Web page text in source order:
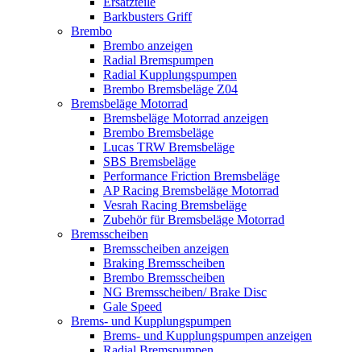
Barkbusters Griff
Brembo
Brembo anzeigen
Radial Bremspumpen
Radial Kupplungspumpen
Brembo Bremsbeläge Z04
Bremsbeläge Motorrad
Bremsbeläge Motorrad anzeigen
Brembo Bremsbeläge
Lucas TRW Bremsbeläge
SBS Bremsbeläge
Performance Friction Bremsbeläge
AP Racing Bremsbeläge Motorrad
Vesrah Racing Bremsbeläge
Zubehör für Bremsbeläge Motorrad
Bremsscheiben
Bremsscheiben anzeigen
Braking Bremsscheiben
Brembo Bremsscheiben
NG Bremsscheiben/ Brake Disc
Gale Speed
Brems- und Kupplungspumpen
Brems- und Kupplungspumpen anzeigen